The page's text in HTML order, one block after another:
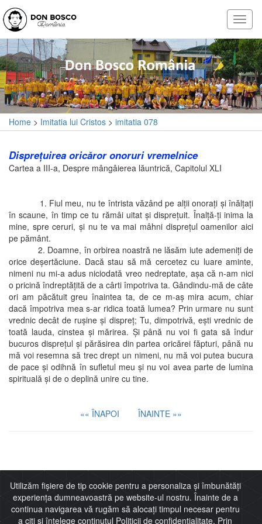
Home > Imitatia lui Cristos > imitatia 078
Dispreţuirea oricăror onoruri vremelnice
Cartea a III-a, Despre mângâierea lăuntrică, Capitolul XLI
1. Fiul meu, nu te întrista văzând pe alţii onoraţi şi înălţaţi
în scaune, în timp ce tu rămâi uitat şi dispreţuit. Înalţă-ţi inima la
mine, spre ceruri, şi nu te va mai mâhni dispreţul oamenilor aici
pe pământ.
2. Doamne, în orbirea noastră ne lăsăm iute ademeniţi de
orice deşertăciune. Dacă stau să mă cercetez cu luare aminte,
nimeni nu mi-a adus niciodată vreo nedreptate, aşa că n-am nici
o pricină îndreptăţită de a cârti împotriva ta. Gândindu-mă de câte
ori am păcătuit greu înaintea ta, de ce m-aş mira acum, chiar
dacă împotriva mea s-ar ridica toată lumea? Prin urmare nu sunt
vrednic decât de ruşine şi dispreţ; Tu, dimpotrivă, eşti vrednic de
toată lauda, cinstea şi mărirea. Şi până nu voi fi gata să îndur
bucuros dispreţul şi părăsirea din partea oricărei făpturi, până nu
mă voi resemna să trec drept un nimeni, nu mă voi putea bucura
de pace şi odihnă în sufletul meu şi nu voi avea parte de lumina
spirituală şi de o deplină unire cu tine.
«« ÎNAPOI ÎNAINTE »»
Utilizăm fișiere de tip cookie pentru a personaliza și îmbunătăți
experiența dumneavoastră pe website-ul nostru. Înainte de a
continua navigarea vă rugăm să alocați timpul necesar pentru
a citi și înțelege conținutul Politicii de confidențialitate. Prin